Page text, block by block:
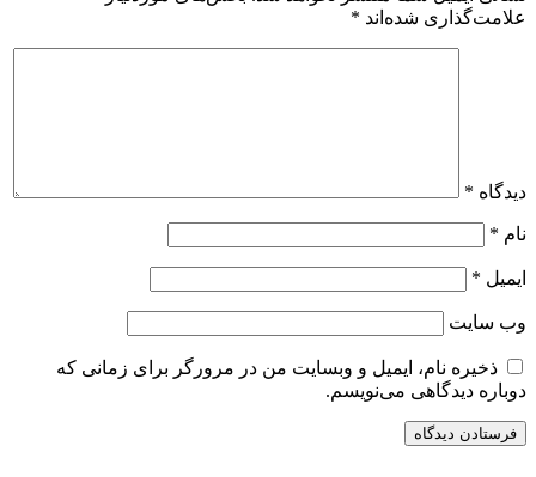
علامت‌گذاری شده‌اند *
دیدگاه *
نام *
ایمیل *
وب‌ سایت
ذخیره نام، ایمیل و وبسایت من در مرورگر برای زمانی که
دوباره دیدگاهی می‌نویسم.